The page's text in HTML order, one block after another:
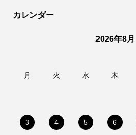
カレンダー
2026年8月
月 火 水 木
3 4 5 6